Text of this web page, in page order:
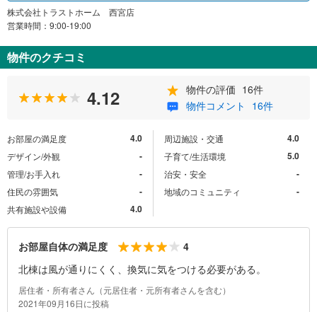
株式会社トラストホーム 西宮店
営業時間：9:00-19:00
物件のクチコミ
4.12 物件の評価 16件
物件コメント
16件
お部屋の満足度 4.0
デザイン/外観 -
管理/お手入れ -
住民の雰囲気 -
共有施設や設備 4.0
周辺施設・交通 4.0
子育て/生活環境 5.0
治安・安全 -
地域のコミュニティ -
お部屋自体の満足度
4
北棟は風が通りにくく、換気に気をつける必要がある。
居住者・所有者さん（元居住者・元所有者さんを含む）
2021年09月16日に投稿